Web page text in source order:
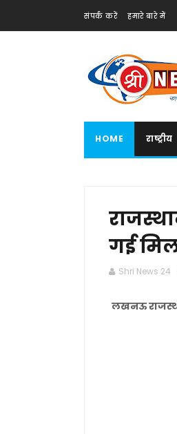
संपर्क करें हमारे बारे में
HOME राष्ट्रीय
गई
Shri News 24
लखनऊ